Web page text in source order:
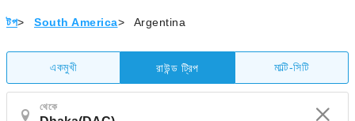
টপ> South America> Argentina
একমুখী রাউন্ড ট্রিপ মাল্টি-সিটি
থেকে